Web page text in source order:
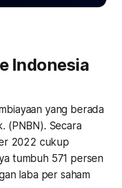
Indonesia
yang berada
(PNBN). Secara
2022 cukup
tumbuh 571 persen
laba per saham